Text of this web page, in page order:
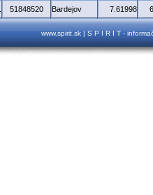
51848520 Bardejov 7.61998
www.spirit.sk | S P I R I T -